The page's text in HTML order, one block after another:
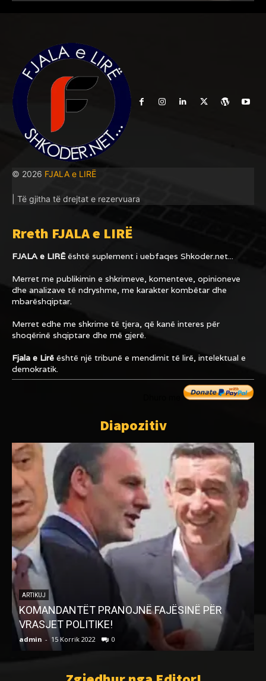
© 2026 FJALA e LIRË
| Të gjitha të drejtat e rezervuara
Rreth FJALA e LIRË
FJALA e LIRËështë suplement i uebfaqes Shkoder.net...
Merret me publikimin e shkrimeve, komenteve, opinioneve
dhe analizave të ndryshme, me karakter kombëtar dhe
mbarëshqiptar.
Merret edhe me shkrime të tjera, që kanë interes për
shoqërinë shqiptare dhe më gjerë.
Fjala e Lirë është një tribunë e mendimit të lirë, intelektual e
demokratik.
Diapozitiv
ARTIKUJ
KOMANDANTËT PRANOJNË FAJËSINË PËR
VRASJET POLITIKE!
admin - 15 Korrik 2022 0